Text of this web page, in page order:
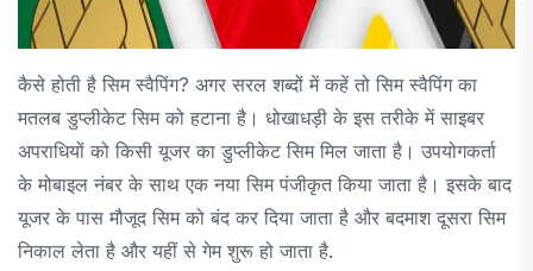
कैसे होती है सिम स्वैपिंग? अगर सरल शब्दों में कहें तो सिम स्वैपिंग का
मतलब डुप्लीकेट सिम को हटाना है। धोखाधड़ी के इस तरीके में साइबर
अपराधियों को किसी यूजर का डुप्लीकेट सिम मिल जाता है। उपयोगकर्ता
के मोबाइल नंबर के साथ एक नया सिम पंजीकृत किया जाता है। इसके बाद
यूजर के पास मौजूद सिम को बंद कर दिया जाता है और बदमाश दूसरा सिम
निकाल लेता है और यहीं से गेम शुरू हो जाता है.